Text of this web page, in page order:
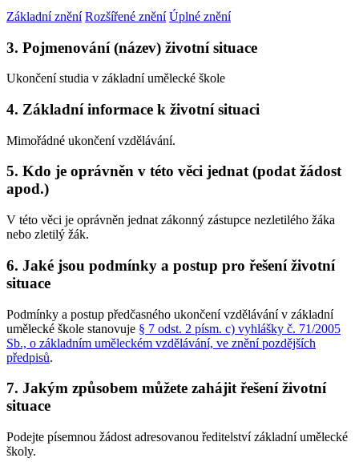
Základní znění Rozšířené znění Úplné znění
3. Pojmenování (název) životní situace
Ukončení studia v základní umělecké škole
4. Základní informace k životní situaci
Mimořádné ukončení vzdělávání.
5. Kdo je oprávněn v této věci jednat (podat žádost
apod.)
V této věci je oprávněn jednat zákonný zástupce nezletilého žáka
nebo zletilý žák.
6. Jaké jsou podmínky a postup pro řešení životní
situace
Podmínky a postup předčasného ukončení vzdělávání v základní
umělecké škole stanovuje § 7 odst. 2 písm. c) vyhlášky č. 71/2005
Sb., o základním uměleckém vzdělávání, ve znění pozdějších
předpisů.
7. Jakým způsobem můžete zahájit řešení životní
situace
Podejte písemnou žádost adresovanou ředitelství základní umělecké
školy.